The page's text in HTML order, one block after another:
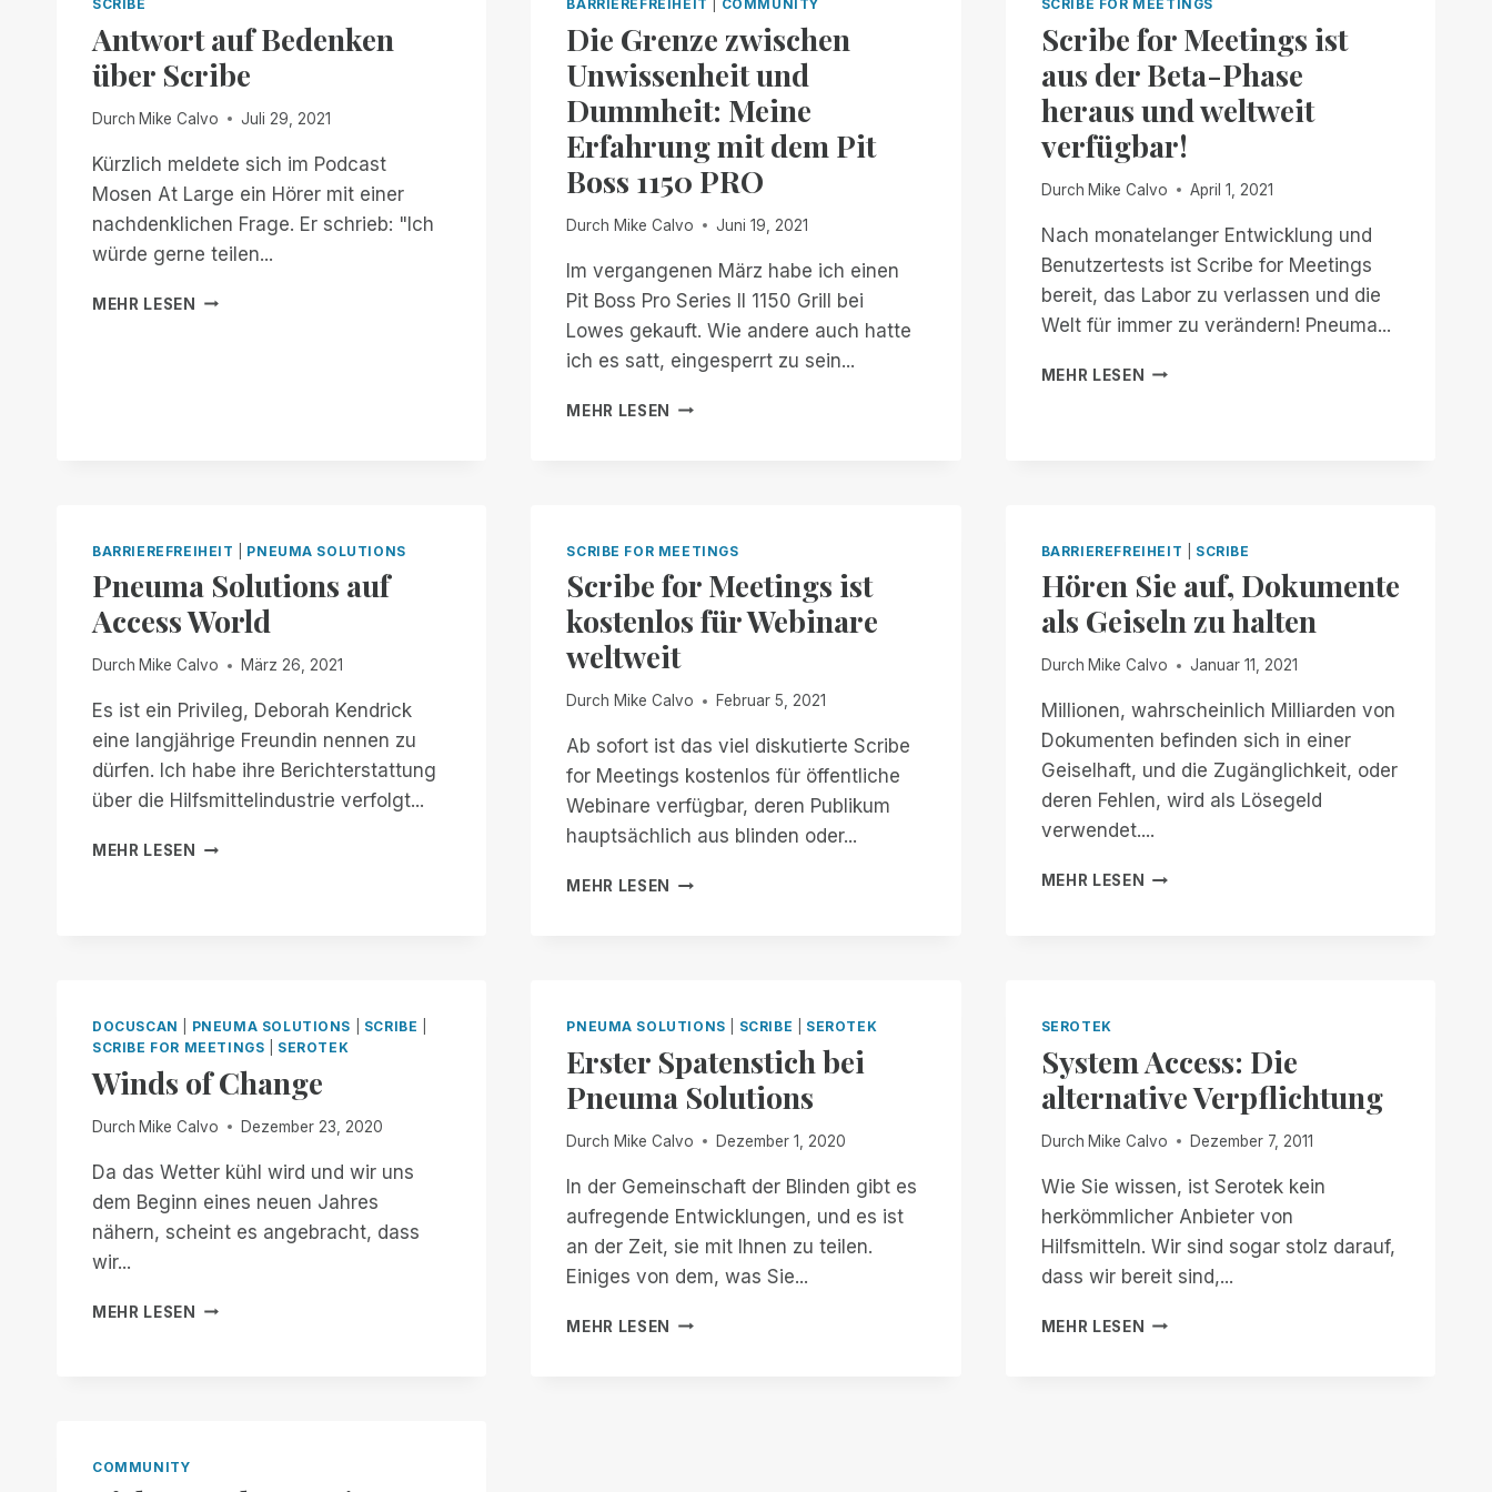
SCRIBE
Antwort auf Bedenken
über Scribe
Durch Mike Calvo Juli 29, 2021
Kürzlich meldete sich im Podcast
Mosen At Large ein Hörer mit einer
nachdenklichen Frage. Er schrieb: "Ich
würde gerne teilen...
MEHR LESEN ANTWORT
BARRIEREFREIHEIT COMMUNITY
Die Grenze zwischen
Unwissenheit und
Dummheit: Meine
Erfahrung mit dem Pit
Boss 1150 PRO
Durch Mike Calvo Juni 19, 2021
Im vergangenen März habe ich einen
Pit Boss Pro Series II 1150 Grill bei
Lowes gekauft. Wie andere auch hatte
ich es satt, eingesperrt zu sein...
MEHR LESEN DIE
MEINE
MIT
DEM
PIT
BOSS
PRO
SCRIBE FOR MEETINGS
Scribe for Meetings ist
aus der Beta-Phase
heraus und weltweit
verfügbar!
Durch Mike Calvo April 1, 2021
Nach monatelanger Entwicklung und
Benutzertests ist Scribe for Meetings
bereit, das Labor zu verlassen und die
Welt für immer zu verändern! Pneuma...
MEHR LESEN SCRIBE
HERAUS
UND
WELTWEIT
VERFÜGBAR!
BARRIEREFREIHEIT PNEUMA SOLUTIONS
Pneuma Solutions auf
Access World
Durch Mike Calvo März 26, 2021
Es ist ein Privileg, Deborah Kendrick
eine langjährige Freundin nennen zu
dürfen. Ich habe ihre Berichterstattung
über die Hilfsmittelindustrie verfolgt...
MEHR LESEN
PNEUMA
SCRIBE FOR MEETINGS
Scribe for Meetings ist
kostenlos für Webinare
weltweit
Durch Mike Calvo Februar 5, 2021
Ab sofort ist das viel diskutierte Scribe
for Meetings kostenlos für öffentliche
Webinare verfügbar, deren Publikum
hauptsächlich aus blinden oder...
MEHR LESEN
SCRIBE
WEBINARE
BARRIEREFREIHEIT SCRIBE
Hören Sie auf, Dokumente
als Geiseln zu halten
Durch Mike Calvo Januar 11, 2021
Millionen, wahrscheinlich Milliarden von
Dokumenten befinden sich in einer
Geiselhaft, und die Zugänglichkeit, oder
deren Fehlen, wird als Lösegeld
verwendet....
MEHR LESEN
HÖREN
DOCUSCAN PNEUMA SOLUTIONS SCRIBE
SCRIBE FOR MEETINGS
SEROTEK
Winds of Change
Durch Mike Calvo Dezember 23, 2020
Da das Wetter kühl wird und wir uns
dem Beginn eines neuen Jahres
nähern, scheint es angebracht, dass
wir...
MEHR LESEN WINDS
PNEUMA SOLUTIONS SCRIBE SEROTEK
Erster Spatenstich bei
Pneuma Solutions
Durch Mike Calvo Dezember 1, 2020
In der Gemeinschaft der Blinden gibt es
aufregende Entwicklungen, und es ist
an der Zeit, sie mit Ihnen zu teilen.
Einiges von dem, was Sie...
MEHR LESEN ERSTER
SEROTEK
System Access: Die
alternative Verpflichtung
Durch Mike Calvo Dezember 7, 2011
Wie Sie wissen, ist Serotek kein
herkömmlicher Anbieter von
Hilfsmitteln. Wir sind sogar stolz darauf,
dass wir bereit sind,...
MEHR LESEN SYSTEM
COMMUNITY